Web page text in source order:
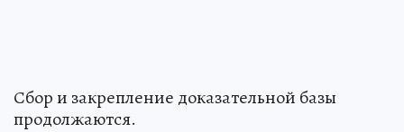
Сбор и закрепление доказательной базы
продолжаются.